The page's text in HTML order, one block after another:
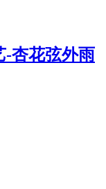
-杏花弦外雨